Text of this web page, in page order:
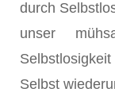
durch
unser
Selbst